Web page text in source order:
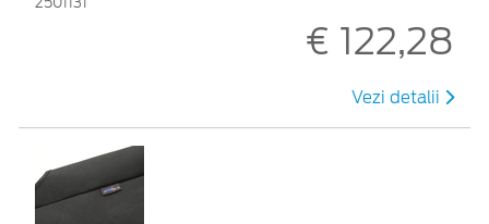
€ 122,28
Vezi detalii